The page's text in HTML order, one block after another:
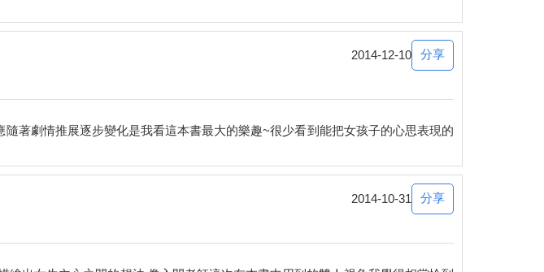
2014-12-10 分享
著劇情推展逐步變化是我看這本書最大的樂趣~很少看到能把女孩子的心思表現的
2014-10-31 分享